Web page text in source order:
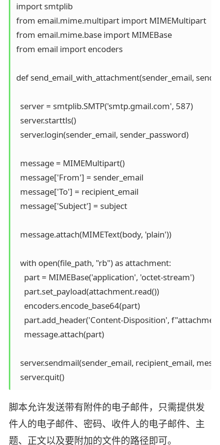
import smtplib
from email.mime.multipart import MIMEMultipart
from email.mime.base import MIMEBase
from email import encoders
def send_email_with_attachment(sender_email,
  server = smtplib.SMTP('smtp.gmail.com', 587)
  server.starttls()
  server.login(sender_email, sender_password)
  message = MIMEMultipart()
  message['From'] = sender_email
  message['To'] = recipient_email
  message['Subject'] = subject
  message.attach(MIMEText(body, 'plain'))
  with open(file_path, "rb") as attachment:
    part = MIMEBase('application', 'octet-stream')
    part.set_payload(attachment.read())
    encoders.encode_base64(part)
part.add_header('Content-Disposition',
    message.attach(part)
server.sendmail(sender_email, recipient_email,
  server.quit()
脚本允许发送带有附件的电子邮件，只需提供发
件人的电子邮件、密码、收件人的电子邮件、主
题、正文以及要附加的文件的路径即可。